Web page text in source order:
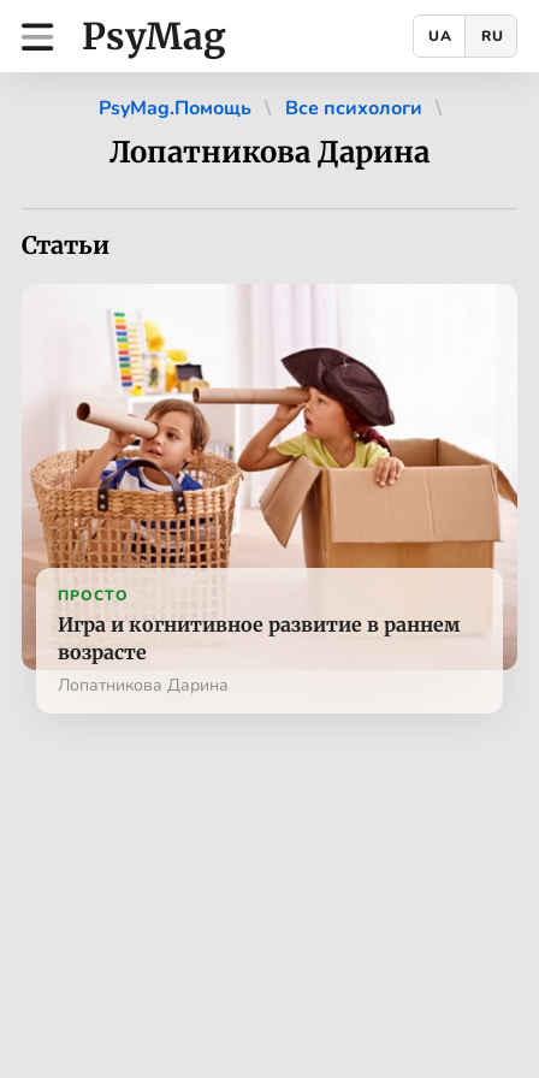
PsyMag UA RU
PsyMag.Помощь Все психологи
Лопатникова Дарина
Статьи
ПРОСТО
Игра и когнитивное развитие в раннем
возрасте
Лопатникова Дарина